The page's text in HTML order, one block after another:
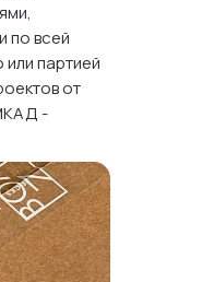
по всей
партией
от
-